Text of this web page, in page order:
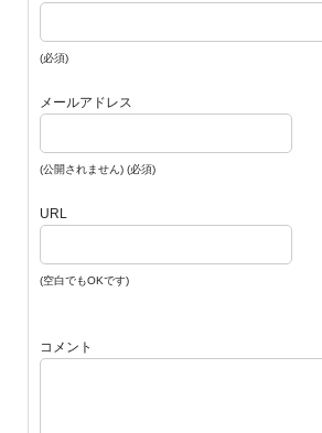
(必須)
メールアドレス
(公開されません) (必須)
URL
(空白でもOKです)
コメント